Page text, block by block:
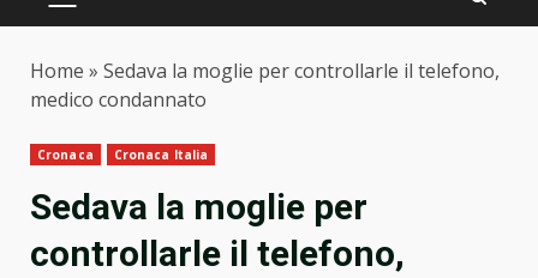
PRIMARY
Home » Sedava la moglie per controllarle il telefono,
medico condannato
Cronaca Cronaca Italia
Sedava la moglie per
controllarle il telefono,